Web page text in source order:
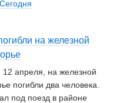
Сегодня
на железной
12 апреля, на железной
погибли два человека.
под поезд в районе